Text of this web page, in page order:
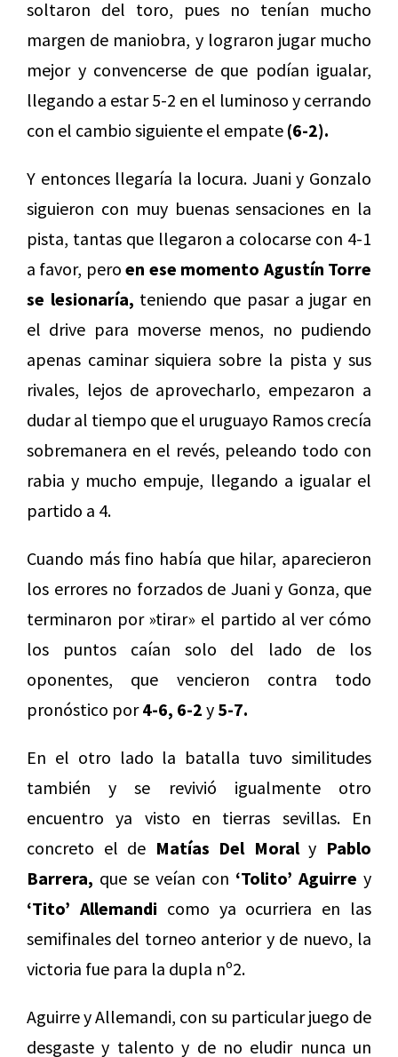
soltaron del toro, pues no tenían mucho
margen de maniobra, y lograron jugar mucho
mejor y convencerse de que podían igualar,
llegando a estar 5-2 en el luminoso y cerrando
con el cambio siguiente el empate (6-2).
Y entonces llegaría la locura. Juani y Gonzalo
siguieron con muy buenas sensaciones en la
pista, tantas que llegaron a colocarse con 4-1
a favor, peroen ese momento Agustín Torre
se lesionaría, teniendo que pasar a jugar en
el drive para moverse menos, no pudiendo
apenas caminar siquiera sobre la pista y sus
rivales, lejos de aprovecharlo, empezaron a
dudar al tiempo que el uruguayo Ramos crecía
sobremanera en el revés, peleando todo con
rabia y mucho empuje, llegando a igualar el
partido a 4.
Cuando más fino había que hilar, aparecieron
los errores no forzados de Juani y Gonza, que
terminaron por »tirar» el partido al ver cómo
los puntos caían solo del lado de los
oponentes, que vencieron contra todo
pronóstico por4-6, 6-2 y 5-7.
En el otro lado la batalla tuvo similitudes
también y se revivió igualmente otro
encuentro ya visto en tierras sevillas. En
concreto el de Matías Del Moraly Pablo
Barrera, que se veían con ‘Tolito’ Aguirre y
‘Tito’ Allemandi como ya ocurriera en las
semifinales del torneo anterior y de nuevo, la
victoria fue para la dupla nº2.
Aguirre y Allemandi, con su particular juego de
desgaste y talento y de no eludir nunca un